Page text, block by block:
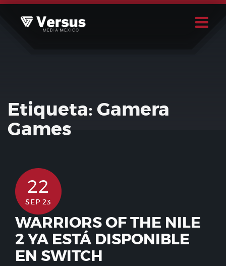
Skip
Etiqueta:Gamera
Games
22
SEP 23
WARRIORS OF THE NILE
2 YA ESTÁ DISPONIBLE
EN SWITCH